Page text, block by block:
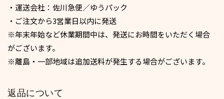
・運送会社：佐川急便／ゆうパック
・ご注文から3営業日以内に発送
※年末年始など休業期間中は、発送にお時間をいただく場合
がございます。
※離島・一部地域は追加送料が発生する場合がございます。
返品について